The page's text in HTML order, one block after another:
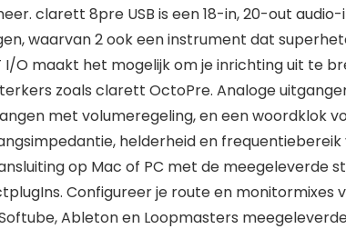
clarett 8pre USB is een 18-in, 20-out
waarvan 2 ook een instrument dat
I/O maakt het mogelijk om je inrichting uit te
zoals clarett OctoPre. Analoge
met volumeregeling, en een woordklok
helderheid en frequentiebereik
op Mac of PC met de meegeleverde
Configureer je route en monitormixes
Ableton en Loopmasters meegeleverde